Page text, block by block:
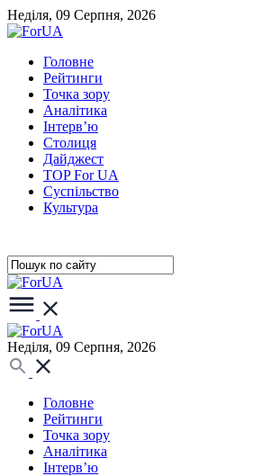
Неділя, 09 Серпня, 2026
Головне
Рейтинги
Точка зору
Аналітика
Інтерв’ю
Столиця
Дайджест
TOP For UA
Суспiльство
Культура
Неділя, 09 Серпня, 2026
Головне
Рейтинги
Точка зору
Аналітика
Інтерв’ю